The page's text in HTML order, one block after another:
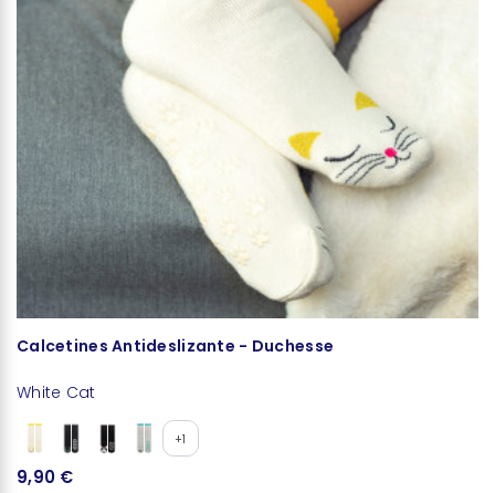
Calcetines Antideslizante - Duchesse
White Cat
+1
9,90 €